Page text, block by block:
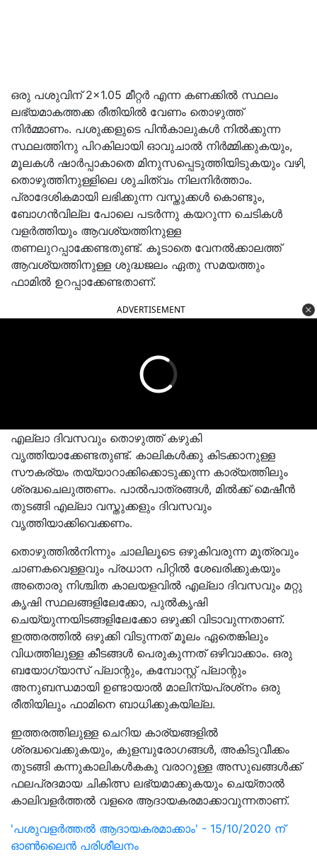
ഒരു പശുവിന് 2×1.05 മീറ്റര്‍ എന്ന കണക്കില്‍ സ്ഥലം
ലഭ്യമാകത്തക്ക രീതിയില്‍ വേണം തൊഴുത്ത്
നിര്‍മ്മാണം. പശുക്കളുടെ പിന്‍കാലുകള്‍ നില്‍ക്കുന്ന
സ്ഥലത്തിനു പിറകിലായി ഓവുചാല്‍ നിര്‍മ്മിക്കുകയും,
മൂലകള്‍ ഷാര്‍പ്പാകാതെ മിനുസപ്പെടുത്തിയിടുകയും വഴി,
തൊഴുത്തിനുള്ളിലെ ശുചിത്വം നിലനിര്‍ത്താം.
പ്രാദേശികമായി ലഭിക്കുന്ന വസ്തുക്കള്‍ കൊണ്ടും,
ബോഗന്‍വില്ല പോലെ പടര്‍ന്നു കയറുന്ന ചെടികള്‍
വളര്‍ത്തിയും ആവശ്യത്തിനുള്ള
തണലുറപ്പാക്കേണ്ടതുണ്ട്. കൂടാതെ വേനല്‍ക്കാലത്ത്
ആവശ്യത്തിനുള്ള ശുദ്ധജലം ഏതു സമയത്തും
ഫാമില്‍ ഉറപ്പാക്കേണ്ടതാണ്.
ADVERTISEMENT
എല്ലാ ദിവസവും തൊഴുത്ത് കഴുകി
വൃത്തിയാക്കേണ്ടതുണ്ട്. കാലികള്‍ക്കു കിടക്കാനുള്ള
സൗകര്യം തയ്യാറാക്കിക്കൊടുക്കുന്ന കാര്യത്തിലും
ശ്രദ്ധചെലുത്തണം. പാല്‍പാത്രങ്ങള്‍, മില്‍ക്ക് മെഷീന്‍
തുടങ്ങി എല്ലാ വസ്തുക്കളും ദിവസവും
വൃത്തിയാക്കിവെക്കണം.
തൊഴുത്തില്‍നിന്നും ചാലിലൂടെ ഒഴുകിവരുന്ന മൂത്രവും
ചാണകവെള്ളവും പ്രധാന പിറ്റില്‍ ശേഖരിക്കുകയും
അതൊരു നിശ്ചിത കാലയളവില്‍ എല്ലാ ദിവസവും മറ്റു
കൃഷി സ്ഥലങ്ങളിലേക്കോ, പുല്‍കൃഷി
ചെയ്യുന്നയിടങ്ങളിലേക്കോ ഒഴുക്കി വിടാവുന്നതാണ്.
ഇത്തരത്തില്‍ ഒഴുക്കി വിടുന്നത് മൂലം ഏതെങ്കിലും
വിധത്തിലുള്ള കീടങ്ങള്‍ പെരുകുന്നത് ഒഴിവാക്കാം. ഒരു
ബയോഗ്യാസ് പ്ലാന്റും, കമ്പോസ്റ്റ് പ്ലാന്റും
അനുബന്ധമായി ഉണ്ടായാല്‍ മാലിന്യപ്രശ്‌നം ഒരു
രീതിയിലും ഫാമിനെ ബാധിക്കുകയില്ല.
ഇത്തരത്തിലുള്ള ചെറിയ കാര്യങ്ങളില്‍
ശ്രദ്ധവെക്കുകയും, കുളമ്പുരോഗങ്ങള്‍, അകിടുവീക്കം
തുടങ്ങി കന്നുകാലികള്‍കകു വരാറുള്ള അസുഖങ്ങള്‍ക്ക്
ഫലപ്രദമായ ചികിത്സ ലഭ്യമാക്കുകയും ചെയ്താല്‍
കാലിവളര്‍ത്തല്‍ വളരെ ആദായകരമാക്കാവുന്നതാണ്.
'പശുവളർത്തൽ ആദായകരമാക്കാം' - 15/10/2020 ന്
ഓൺലൈൻ പരിശീലനം